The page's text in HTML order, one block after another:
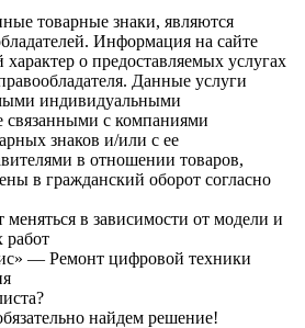
товарные знаки, являются
Информация на сайте
о предоставляемых услугах
Данные услуги
индивидуальными
связанными с компаниями
знаков и/или с ее
в отношении товаров,
в гражданский оборот согласно
в зависимости от модели и
работ
— Ремонт цифровой техники
найдем решение!